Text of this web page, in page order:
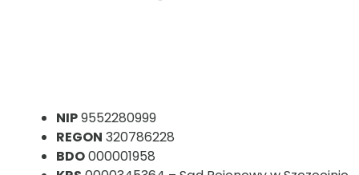
NIP9552280999
REGON 320786228
BDO000001958